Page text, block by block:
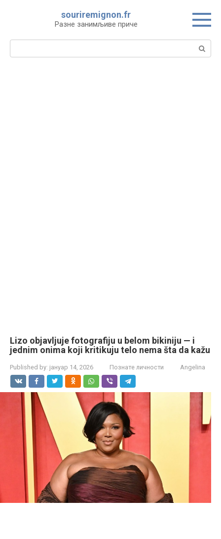
souriremignon.fr
Разне занимљиве приче
Search:
Lizo objavljuje fotografiju u belom bikiniju — i
jednim onima koji kritikuju telo nema šta da kažu
Published by: јануар 14, 2026 Познате личности Angelina